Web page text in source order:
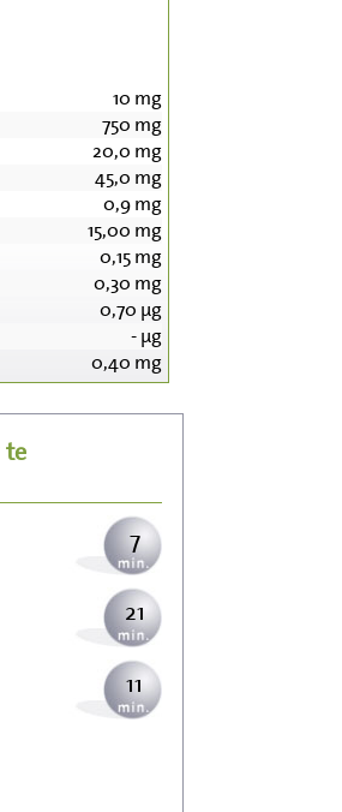
10 mg
750 mg
20,0 mg
45,0 mg
0,9mg
15,00 mg
0,15mg
0,30 mg
0,70 µg
-µg
0,40 mg
te
78
7
21
11